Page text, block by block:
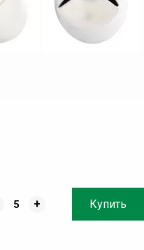
+ Купить